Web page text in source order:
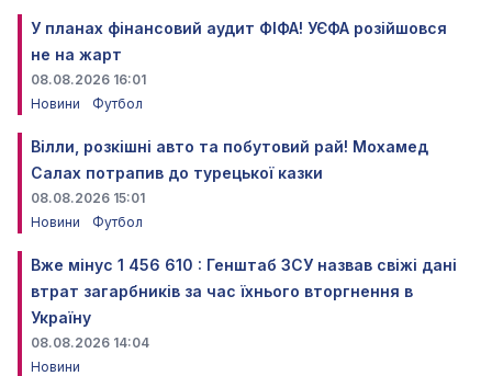
У планах фінансовий аудит ФІФА! УЄФА розійшовся
не на жарт
08.08.2026 16:01
Новини
Футбол
Вілли, розкішні авто та побутовий рай! Мохамед
Салах потрапив до турецької казки
08.08.2026 15:01
Новини
Футбол
Вже мінус 1 456 610 : Генштаб ЗСУ назвав свіжі дані
втрат загарбників за час їхнього вторгнення в
Україну
08.08.2026 14:04
Новини